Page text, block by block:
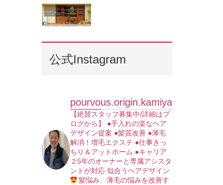
公式Instagram
pourvous.origin.kamiya
【絶賛スタッフ募集中/詳細はブ
ログから】
●手入れの楽なヘア
デザイン提案 ●髪質改善 ●薄毛
解消！増毛エクステ ●仕事きっ
ちり＆アットホーム ●キャリア
２5年のオーナーと専属アシスタ
ントが対応 似合うヘアデザイン
髪悩み、薄毛の悩みを改善す